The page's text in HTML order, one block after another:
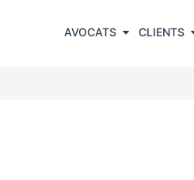
AVOCATS CLIENTS